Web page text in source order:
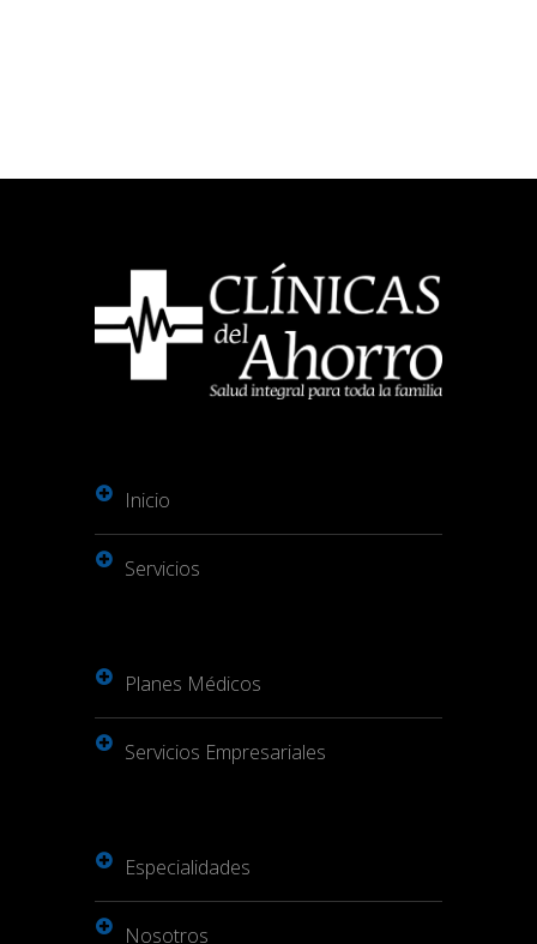
Inicio
Servicios
Planes Médicos
Servicios Empresariales
Especialidades
Nosotros